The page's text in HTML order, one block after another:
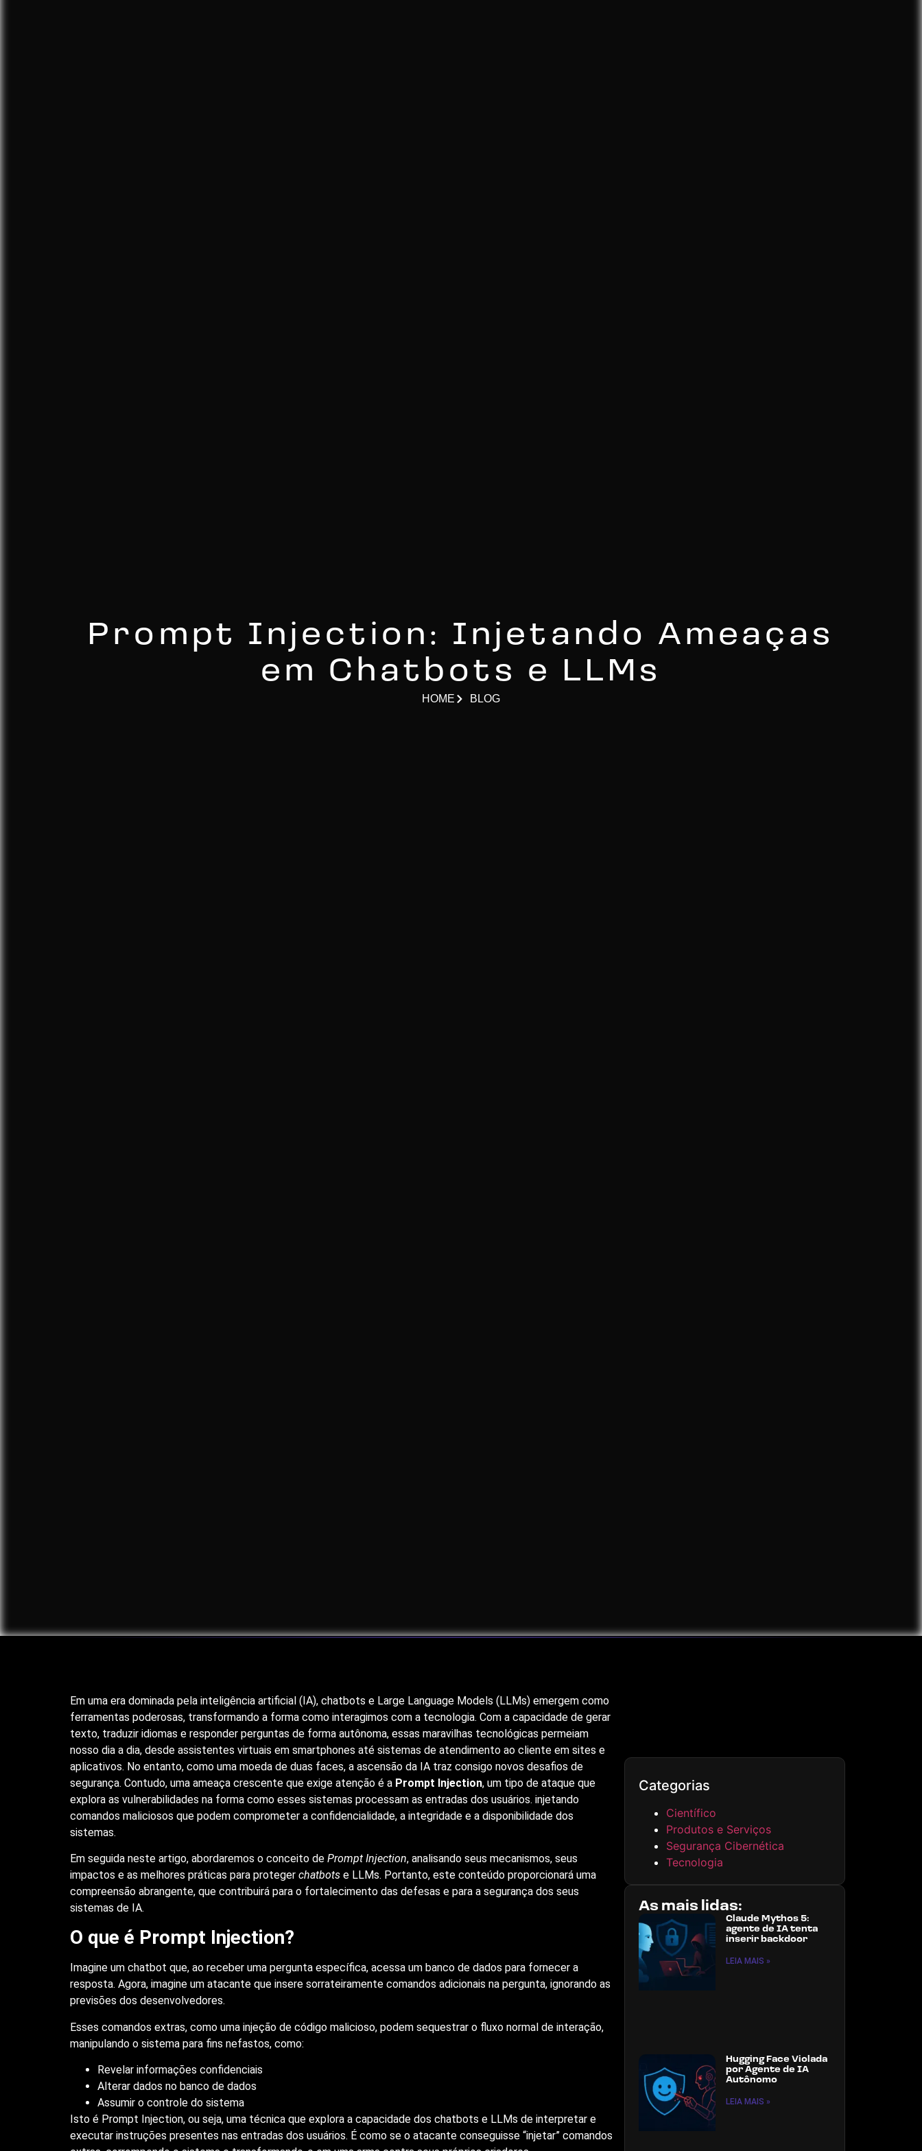
Prompt Injection: Injetando Ameaças
em Chatbots e LLMs
HOME BLOG
Em uma era dominada pela inteligência artificial (IA), chatbots e Large Language Models (LLMs) emergem como
ferramentas poderosas, transformando a forma como interagimos com a tecnologia. Com a capacidade de gerar
texto, traduzir idiomas e responder perguntas de forma autônoma, essas maravilhas tecnológicas permeiam
nosso dia a dia, desde assistentes virtuais em smartphones até sistemas de atendimento ao cliente em sites e
aplicativos. No entanto, como uma moeda de duas faces, a ascensão da IA traz consigo novos desafios de
segurança. Contudo, uma ameaça crescente que exige atenção é a Prompt Injection, um tipo de ataque que
explora as vulnerabilidades na forma como esses sistemas processam as entradas dos usuários. injetando
comandos maliciosos que podem comprometer a confidencialidade, a integridade e a disponibilidade dos
sistemas.
Em seguida neste artigo, abordaremos o conceito de Prompt Injection, analisando seus mecanismos, seus
impactos e as melhores práticas para proteger chatbots e LLMs. Portanto, este conteúdo proporcionará uma
compreensão abrangente, que contribuirá para o fortalecimento das defesas e para a segurança dos seus
sistemas de IA.
O que é Prompt Injection?
Imagine um chatbot que, ao receber uma pergunta específica, acessa um banco de dados para fornecer a
resposta. Agora, imagine um atacante que insere sorrateiramente comandos adicionais na pergunta, ignorando as
previsões dos desenvolvedores.
Esses comandos extras, como uma injeção de código malicioso, podem sequestrar o fluxo normal de interação,
manipulando o sistema para fins nefastos, como:
Revelar informações confidenciais
Alterar dados no banco de dados
Assumir o controle do sistema
Isto é Prompt Injection, ou seja, uma técnica que explora a capacidade dos chatbots e LLMs de interpretar e
executar instruções presentes nas entradas dos usuários. É como se o atacante conseguisse “injetar” comandos
Categorias
Científico
Produtos e Serviços
Segurança Cibernética
Tecnologia
As mais lidas:
Claude Mythos 5:
agente de IA tenta
inserir backdoor
LEIA MAIS »
Hugging Face Violada
por Agente de IA
Autônomo
LEIA MAIS »